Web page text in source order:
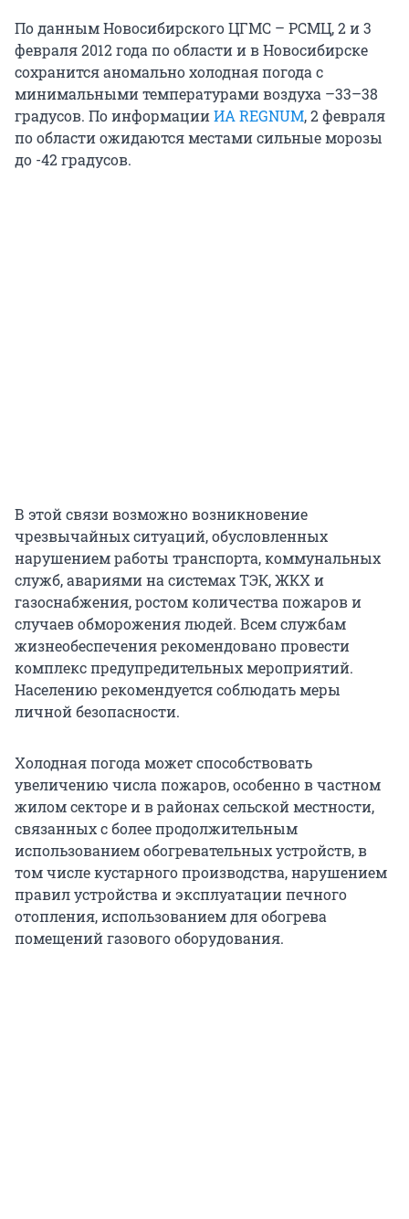
По данным Новосибирского ЦГМС – РСМЦ, 2 и 3
февраля 2012 года по области и в Новосибирске
сохранится аномально холодная погода с
минимальными температурами воздуха –33–38
градусов. По информацииИА REGNUM, 2 февраля
по области ожидаются местами сильные морозы
до -42 градусов.
В этой связи возможно возникновение
чрезвычайных ситуаций, обусловленных
нарушением работы транспорта, коммунальных
служб, авариями на системах ТЭК, ЖКХ и
газоснабжения, ростом количества пожаров и
случаев обморожения людей. Всем службам
жизнеобеспечения рекомендовано провести
комплекс предупредительных мероприятий.
Населению рекомендуется соблюдать меры
личной безопасности.
Холодная погода может способствовать
увеличению числа пожаров, особенно в частном
жилом секторе и в районах сельской местности,
связанных с более продолжительным
использованием обогревательных устройств, в
том числе кустарного производства, нарушением
правил устройства и эксплуатации печного
отопления, использованием для обогрева
помещений газового оборудования.